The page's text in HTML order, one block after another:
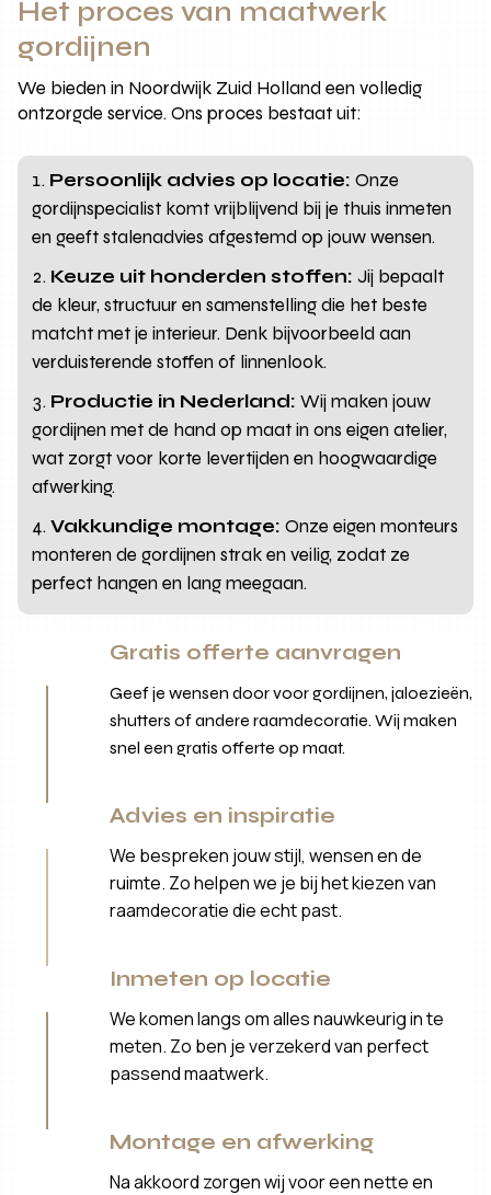
Het proces van maatwerk
gordijnen
We bieden in Noordwijk Zuid Holland een volledig
ontzorgde service. Ons proces bestaat uit:
Persoonlijk advies op locatie: Onze
gordijnspecialist komt vrijblijvend bij je thuis inmeten
en geeft stalenadvies afgestemd op jouw wensen.
Keuze uit honderden stoffen: Jij bepaalt
de kleur, structuur en samenstelling die het beste
matcht met je interieur. Denk bijvoorbeeld aan
verduisterende stoffen of linnenlook.
Productie in Nederland: Wij maken jouw
gordijnen met de hand op maat in ons eigen atelier,
wat zorgt voor korte levertijden en hoogwaardige
afwerking.
Vakkundige montage: Onze eigen monteurs
monteren de gordijnen strak en veilig, zodat ze
perfect hangen en lang meegaan.
Gratis offerte aanvragen
Geef je wensen door voor gordijnen, jaloezieën,
shutters of andere raamdecoratie. Wij maken
snel een gratis offerte op maat.
Advies en inspiratie
We bespreken jouw stijl, wensen en de
ruimte. Zo helpen we je bij het kiezen van
raamdecoratie die echt past.
Inmeten op locatie
We komen langs om alles nauwkeurig in te
meten. Zo ben je verzekerd van perfect
passend maatwerk.
Montage en afwerking
Na akkoord zorgen wij voor een nette en